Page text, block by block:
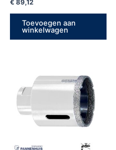
€ 89,12
Toevoegen aan
winkelwagen